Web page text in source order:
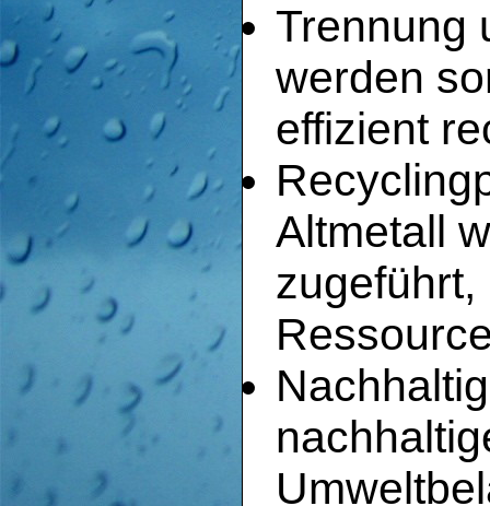
Trennung
werden
effizient
Altmetall